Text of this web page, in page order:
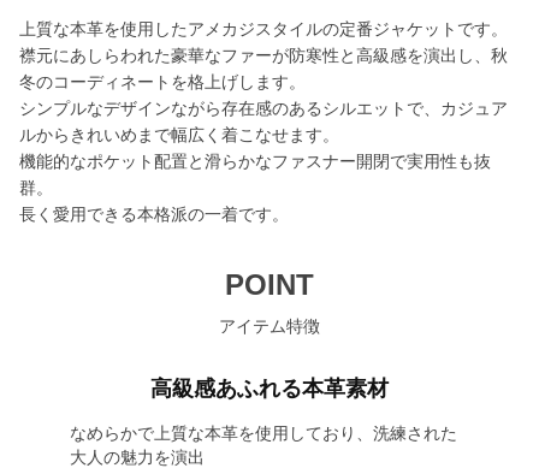
上質な本革を使用したアメカジスタイルの定番ジャケットです。
襟元にあしらわれた豪華なファーが防寒性と高級感を演出し、秋
冬のコーディネートを格上げします。
シンプルなデザインながら存在感のあるシルエットで、カジュア
ルからきれいめまで幅広く着こなせます。
機能的なポケット配置と滑らかなファスナー開閉で実用性も抜
群。
長く愛用できる本格派の一着です。
POINT
アイテム特徴
高級感あふれる本革素材
なめらかで上質な本革を使用しており、洗練された
大人の魅力を演出